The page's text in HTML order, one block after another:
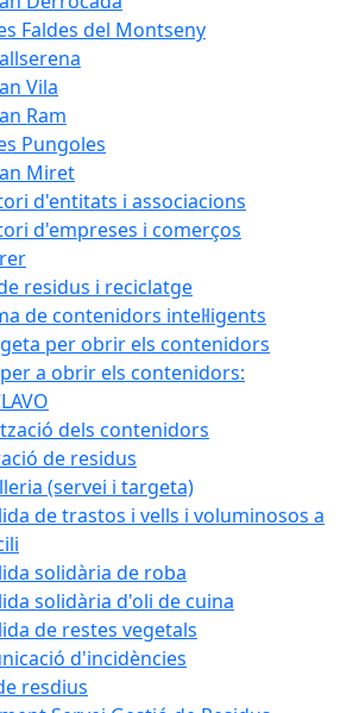
Faldes del Montseny
Vila
Ram
Pungoles
Miret
d'entitats i associacions
d'empreses i comerços
residus i reciclatge
de contenidors intel·ligents
per obrir els contenidors
a obrir els contenidors:
dels contenidors
de residus
(servei i targeta)
de trastos i vells i voluminosos a
solidària de roba
solidària d'oli de cuina
de restes vegetals
d'incidències
resdius